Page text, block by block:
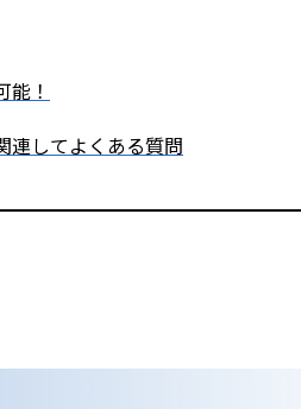
！
連してよくある質問